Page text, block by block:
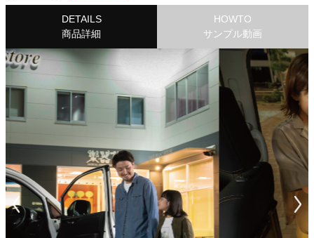
DETAILS
商品詳細
HOWTO
サンプル動画